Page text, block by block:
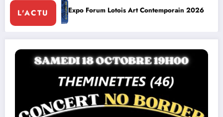
L'ACTU
Art Contemporain 2026 Conte à la Grotte : Yannick